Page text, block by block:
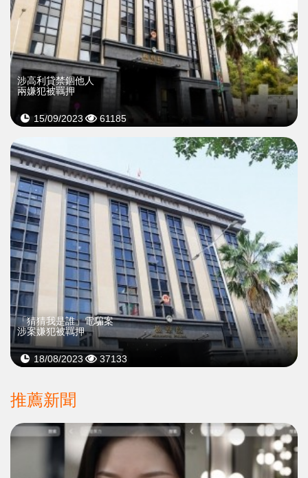
涉高利貸禁錮他人
兩嫌犯被羈押
15/09/2023 61185
「猜猜我是誰」電騙案
涉案嫌犯被羈押
18/08/2023 37133
推薦新聞